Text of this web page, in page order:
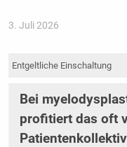
3. Juli 2026
Entgeltliche Einschaltung
Bei
profitiert das oft